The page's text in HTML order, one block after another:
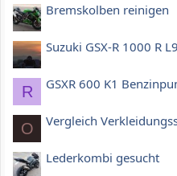
Bremskolben reinigen
Suzuki GSX-R 1000 R
R GSXR 600 K1
O Vergleich
Lederkombi gesucht